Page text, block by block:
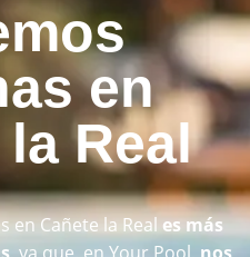
en
Real
en Cañete la Real es más